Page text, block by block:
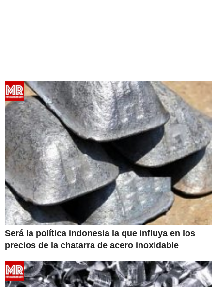
Será la política indonesia la que influya en los
precios de la chatarra de acero inoxidable